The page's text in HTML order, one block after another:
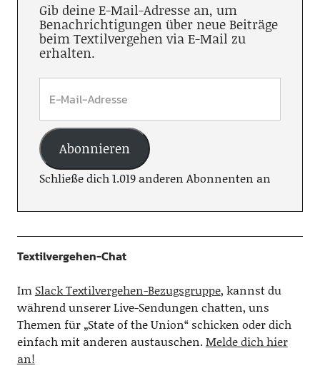
Gib deine E-Mail-Adresse an, um
Benachrichtigungen über neue Beiträge
beim Textilvergehen via E-Mail zu
erhalten.
Abonnieren
Schließe dich 1.019 anderen Abonnenten an
Textilvergehen-Chat
Im Slack Textilvergehen-Bezugsgruppe, kannst du
während unserer Live-Sendungen chatten, uns
Themen für „State of the Union“ schicken oder dich
einfach mit anderen austauschen.Melde dich hier
an!